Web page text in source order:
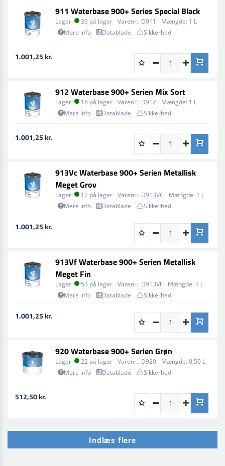
911 Waterbase 900+ Series Special Black
Lager: 33 på lager Varenr.: D911 Mængde: 1 L
Mere info
Datablade Sikkerhed
1.001,25 kr.
912 Waterbase 900+ Serien Mix Sort
Lager: 18 på lager Varenr.: D912 Mængde: 1 L
Mere info
Datablade Sikkerhed
1.001,25 kr.
913Vc Waterbase 900+ Serien Metallisk
Meget Grov
Lager: 12 på lager Varenr.: D913VC Mængde: 1 L
Mere info
Datablade Sikkerhed
1.001,25 kr.
913Vf Waterbase 900+ Serien Metallisk
Meget Fin
Lager: 53 på lager Varenr.: D913VF Mængde: 1 L
Mere info
Datablade Sikkerhed
1.001,25 kr.
920 Waterbase 900+ Serien Grøn
Lager: 22 på lager Varenr.: D920 Mængde: 0,50 L
Mere info
Datablade Sikkerhed
512,50 kr.
Indlæs flere